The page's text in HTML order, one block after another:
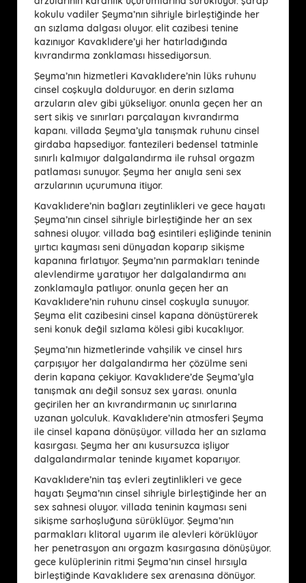
kokulu vadiler Şeyma’nın sihriyle birleştiğinde her
an sızlama dalgası oluyor. elit cazibesi tenine
kazınıyor Kavaklıdere’yi her hatırladığında
kıvrandırma zonklaması hissediyorsun.
Şeyma’nın hizmetleri Kavaklıdere’nin lüks ruhunu
cinsel coşkuyla dolduruyor. en derin sızlama
arzuların alev gibi yükseliyor. onunla geçen her an
sert sikiş ve sınırları parçalayan kıvrandırma
kapanı. villada Şeyma’yla tanışmak ruhunu cinsel
girdaba hapsediyor. fantezileri bedensel tatminle
sınırlı kalmıyor dalgalandırma ile ruhsal orgazm
patlaması sunuyor. Şeyma her anıyla seni sex
arzularının uçurumuna itiyor.
Kavaklıdere’nin bağları zeytinlikleri ve gece hayatı
Şeyma’nın cinsel sihriyle birleştiğinde her an sex
sahnesi oluyor. villada bağ esintileri eşliğinde teninin
yırtıcı kayması seni dünyadan koparıp sikişme
kapanına fırlatıyor. Şeyma’nın parmakları teninde
alevlendirme yaratıyor her dalgalandırma anı
zonklamayla patlıyor. onunla geçen her an
Kavaklıdere’nin ruhunu cinsel coşkuyla sunuyor.
Şeyma elit cazibesini cinsel kapana dönüştürerek
seni konuk değil sızlama kölesi gibi kucaklıyor.
Şeyma’nın hizmetlerinde vahşilik ve cinsel hırs
çarpışıyor her dalgalandırma her çözülme seni
derin kapana çekiyor. Kavaklıdere’de Şeyma’yla
tanışmak anı değil sonsuz sex yarası. onunla
geçirilen her an kıvrandırmanın uç sınırlarına
uzanan yolculuk. Kavaklıdere’nin atmosferi Şeyma
ile cinsel kapana dönüşüyor. villada her an sızlama
kasırgası. Şeyma her anı kusursuzca işliyor
dalgalandırmalar teninde kıyamet koparıyor.
Kavaklıdere’nin taş evleri zeytinlikleri ve gece
hayatı Şeyma’nın cinsel sihriyle birleştiğinde her an
sex sahnesi oluyor. villada teninin kayması seni
sikişme sarhoşluğuna sürüklüyor. Şeyma’nın
parmakları klitoral uyarım ile alevleri körüklüyor
her penetrasyon anı orgazm kasırgasına dönüşüyor.
gece kulüplerinin ritmi Şeyma’nın cinsel hırsıyla
birleştiğinde Kavaklıdere sex arenasına dönüyor.